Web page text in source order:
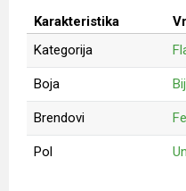
Karakteristika
Kategorija
Boja
Brendovi
Pol